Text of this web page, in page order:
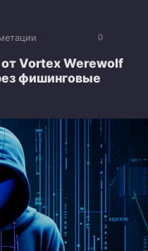
0
от Vortex Werewolf
фишинговые